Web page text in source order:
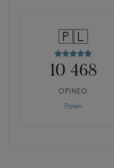
🇵🇱
10 468
OPINEO
Polen